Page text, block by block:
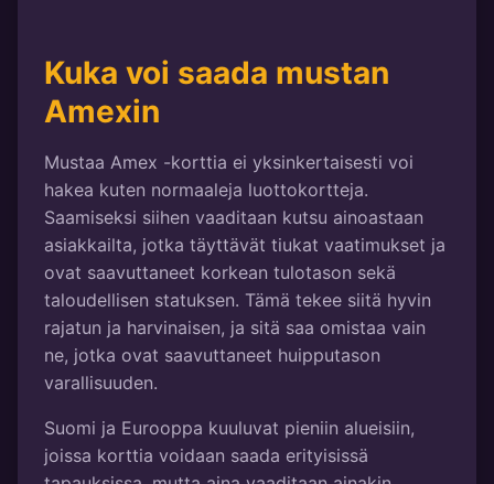
Kuka voi saada mustan
Amexin
Mustaa Amex -korttia ei yksinkertaisesti voi
hakea kuten normaaleja luottokortteja.
Saamiseksi siihen vaaditaan kutsu ainoastaan
asiakkailta, jotka täyttävät tiukat vaatimukset ja
ovat saavuttaneet korkean tulotason sekä
taloudellisen statuksen. Tämä tekee siitä hyvin
rajatun ja harvinaisen, ja sitä saa omistaa vain
ne, jotka ovat saavuttaneet huipputason
varallisuuden.
Suomi ja Eurooppa kuuluvat pieniin alueisiin,
joissa korttia voidaan saada erityisissä